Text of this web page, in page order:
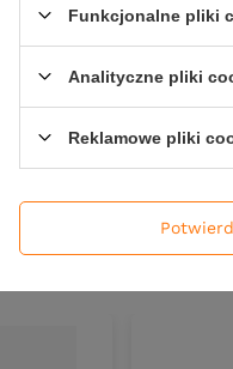
Kup za:
Ilość
Funkcjonalne pliki
Analityczne pliki
Reklamowe pliki